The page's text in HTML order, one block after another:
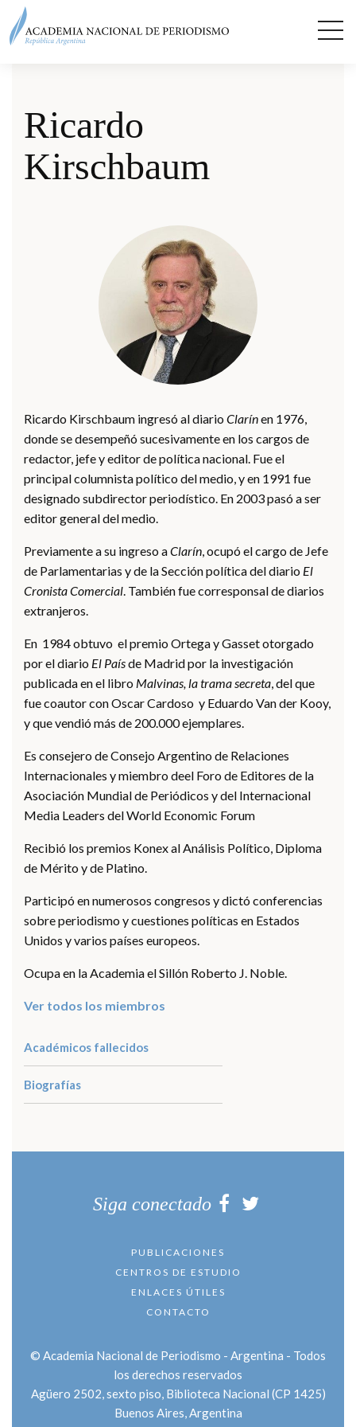
Ricardo
Kirschbaum
Ricardo Kirschbaum ingresó al diarioClarínen 1976,
donde se desempeñó sucesivamente en los cargos de
redactor, jefe y editor de política nacional. Fue el
principal columnista político del medio, y en 1991 fue
designado subdirector periodístico. En 2003 pasó a ser
editor general del medio.
Previamente a su ingreso aClarín, ocupó el cargo de Jefe
de Parlamentarias y de la Sección política del diario El
Cronista Comercial. También fue corresponsal de diarios
extranjeros.
En 1984 obtuvo el premio Ortega y Gasset otorgado
por el diario El Paísde Madrid por la investigación
publicada en el libro Malvinas, la trama secreta, del que
fue coautor con Oscar Cardoso y Eduardo Van der Kooy,
y que vendió más de 200.000 ejemplares.
Es consejero de Consejo Argentino de Relaciones
Internacionales y miembro deel Foro de Editores de la
Asociación Mundial de Periódicos y del Internacional
Media Leaders del World Economic Forum
Recibió los premios Konex al Análisis Político, Diploma
de Mérito y de Platino.
Participó en numerosos congresos y dictó conferencias
sobre periodismo y cuestiones políticas en Estados
Unidos y varios países europeos.
Ocupa en la Academia el Sillón Roberto J. Noble.
Ver todos los miembros
Académicos fallecidos
Biografías
Siga conectado
PUBLICACIONES
CENTROS DE ESTUDIO
ENLACES ÚTILES
CONTACTO
© Academia Nacional de Periodismo - Argentina - Todos
los derechos reservados
Agüero 2502, sexto piso, Biblioteca Nacional (CP 1425)
Buenos Aires,Argentina